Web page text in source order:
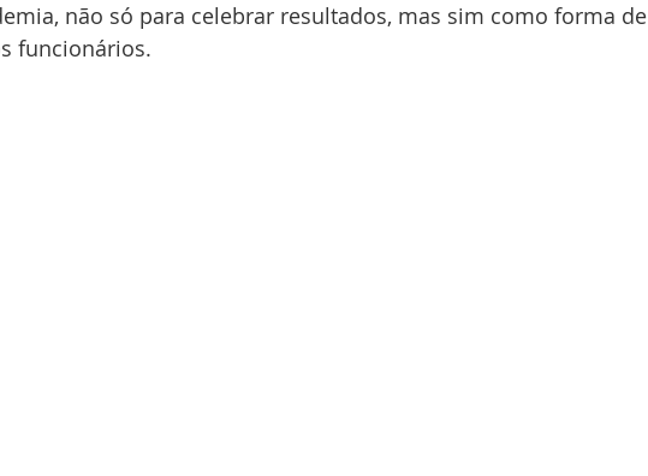
não só para celebrar resultados, mas sim como forma de
funcionários.